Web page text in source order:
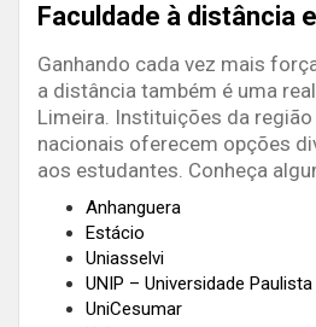
Faculdade à distância
Ganhando cada vez mais
a distância também é uma
Limeira. Instituições da
nacionais oferecem opções
aos estudantes. Conheça
Anhanguera
Estácio
Uniasselvi
UNIP – Universidade Paulista
UniCesumar